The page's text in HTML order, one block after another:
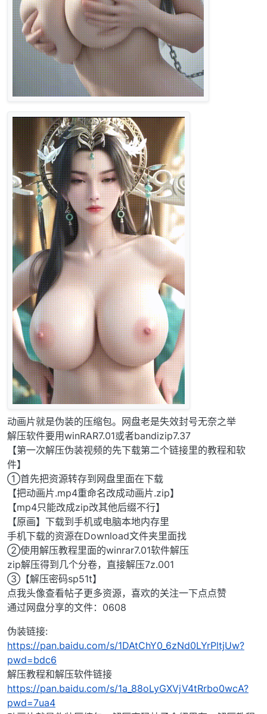
动画片就是伪装的压缩包。网盘老是失效封号无奈之举
解压软件要用winRAR7.01或者bandizip7.37
【第一次解压伪装视频的先下载第二个链接里的教程和软
件】
①首先把资源转存到网盘里面在下载
【把动画片.mp4重命名改成动画片.zip】
【mp4只能改成zip改其他后缀不行】
【原画】下载到手机或电脑本地内存里
手机下载的资源在Download文件夹里面找
②使用解压教程里面的winrar7.01软件解压
zip解压得到几个分卷，直接解压7z.001
③【解压密码sp51t】
点我头像查看帖子更多资源，喜欢的关注一下点点赞
通过网盘分享的文件：0608
伪装链接:
https://pan.baidu.com/s/1DAtChY0_6zNd0LYrPltjUw?
pwd=bdc6
解压教程和解压软件链接
https://pan.baidu.com/s/1a_88oLyGXVjV4tRrbo0wcA?
pwd=7ua4